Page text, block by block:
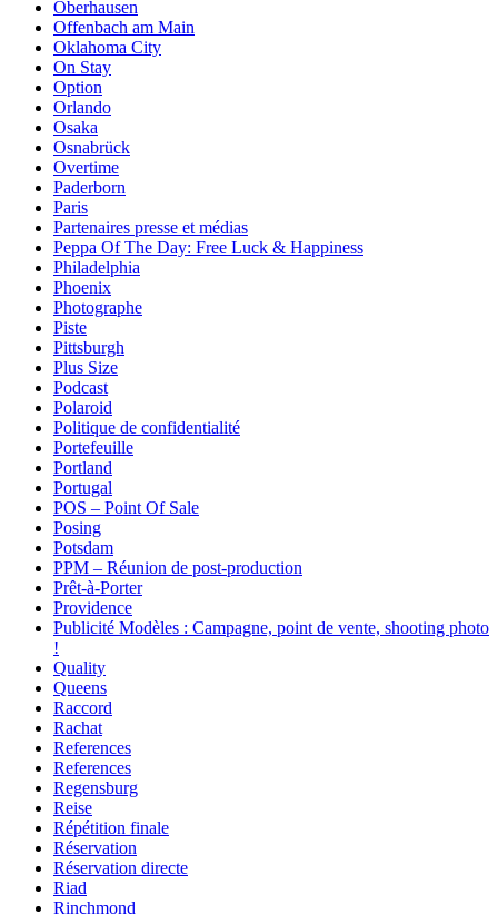
Oberhausen
Offenbach am Main
Oklahoma City
On Stay
Option
Orlando
Osaka
Osnabrück
Overtime
Paderborn
Paris
Partenaires presse et médias
Peppa Of The Day: Free Luck & Happiness
Philadelphia
Phoenix
Photographe
Piste
Pittsburgh
Plus Size
Podcast
Polaroid
Politique de confidentialité
Portefeuille
Portland
Portugal
POS – Point Of Sale
Posing
Potsdam
PPM – Réunion de post-production
Prêt-à-Porter
Providence
Publicité Modèles : Campagne, point de vente, shooting photo
!
Quality
Queens
Raccord
Rachat
References
References
Regensburg
Reise
Répétition finale
Réservation
Réservation directe
Riad
Rinchmond